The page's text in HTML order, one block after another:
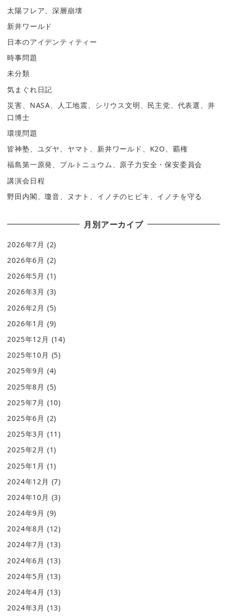
太陽フレア、深層崩壊
新井ワールド
日本のアイデンティティー
時事問題
未分類
気まぐれ日記
災害、NASA、人工地震、シリウス文明、民主党、代表選、井
口博士
環境問題
皆神塾、ユダヤ、ヤマト、新井ワールド、K2O、覇権
福島第一原発、プルトニュウム、原子力安全・保安委員会
講演会日程
野田内閣、瓊音、ヌナト、イノチのヒビキ、イノチを守る
月別アーカイブ
2026年7月 (2)
2026年6月 (2)
2026年5月 (1)
2026年3月 (3)
2026年2月 (5)
2026年1月 (9)
2025年12月 (14)
2025年10月 (5)
2025年9月 (4)
2025年8月 (5)
2025年7月 (10)
2025年6月 (2)
2025年3月 (11)
2025年2月 (1)
2025年1月 (1)
2024年12月 (7)
2024年10月 (3)
2024年9月 (9)
2024年8月 (12)
2024年7月 (13)
2024年6月 (13)
2024年5月 (13)
2024年4月 (13)
2024年3月 (13)